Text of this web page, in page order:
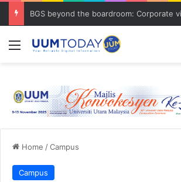
Menu
Home /Campus
Campus